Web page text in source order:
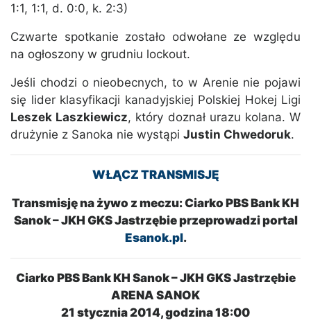
1:1, 1:1, d. 0:0, k. 2:3)
Czwarte spotkanie zostało odwołane ze względu
na ogłoszony w grudniu lockout.
Jeśli chodzi o nieobecnych, to w Arenie nie pojawi
się lider klasyfikacji kanadyjskiej Polskiej Hokej Ligi
Leszek Laszkiewicz, który doznał urazu kolana. W
drużynie z Sanoka nie wystąpi Justin Chwedoruk.
WŁĄCZ TRANSMISJĘ
Transmisję na żywo z meczu: Ciarko PBS Bank KH
Sanok – JKH GKS Jastrzębie przeprowadzi portal
Esanok.pl.
Ciarko PBS Bank KH Sanok – JKH GKS Jastrzębie
ARENA SANOK
21 stycznia 2014, godzina 18:00